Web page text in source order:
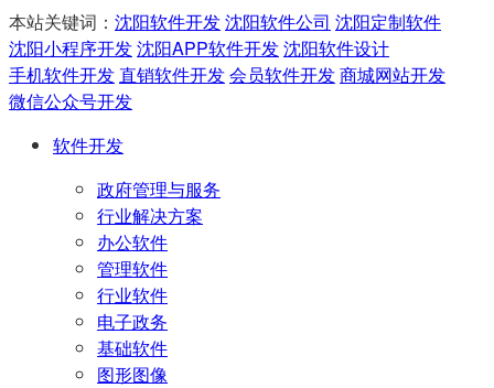
本站关键词： 沈阳软件开发沈阳软件公司 沈阳定制软件
沈阳小程序开发沈阳APP软件开发沈阳软件设计
手机软件开发直销软件开发会员软件开发商城网站开发
微信公众号开发
软件开发
政府管理与服务
行业解决方案
办公软件
管理软件
行业软件
电子政务
基础软件
图形图像